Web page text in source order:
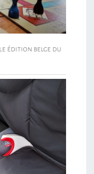
édition belge du